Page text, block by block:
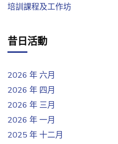
培訓課程及工作坊
昔日活動
2026 年 六月
2026 年 四月
2026 年 三月
2026 年 一月
2025 年 十二月